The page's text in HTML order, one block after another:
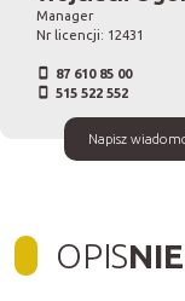
Manager
Nr licencji: 12431
87 610 85 00
515 522 552
Napisz
OPIS